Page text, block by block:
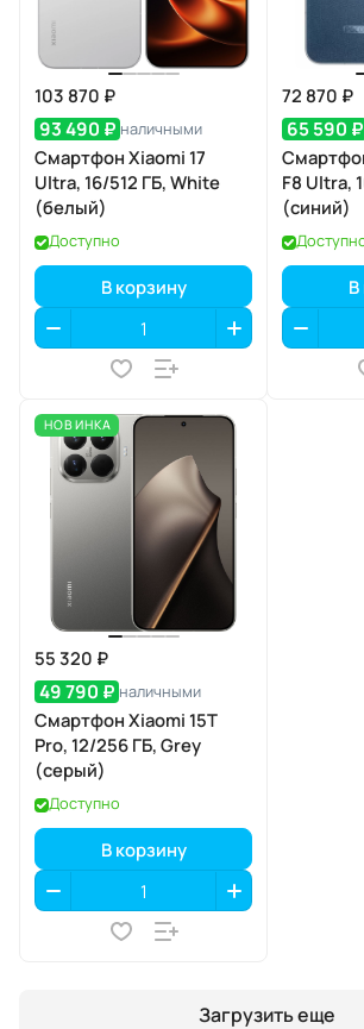
103 870 ₽
93 490 ₽ наличными
Смартфон Xiaomi 17
Ultra, 16/512 ГБ, White
(белый)
Доступно
В корзину
72 870 ₽
65 590 ₽
F8 Ultra,
(синий)
В
НОВИНКА
55 320 ₽
49 790 ₽ наличными
Смартфон Xiaomi 15T
Pro, 12/256 ГБ, Grey
(серый)
Доступно
В корзину
Загрузить еще